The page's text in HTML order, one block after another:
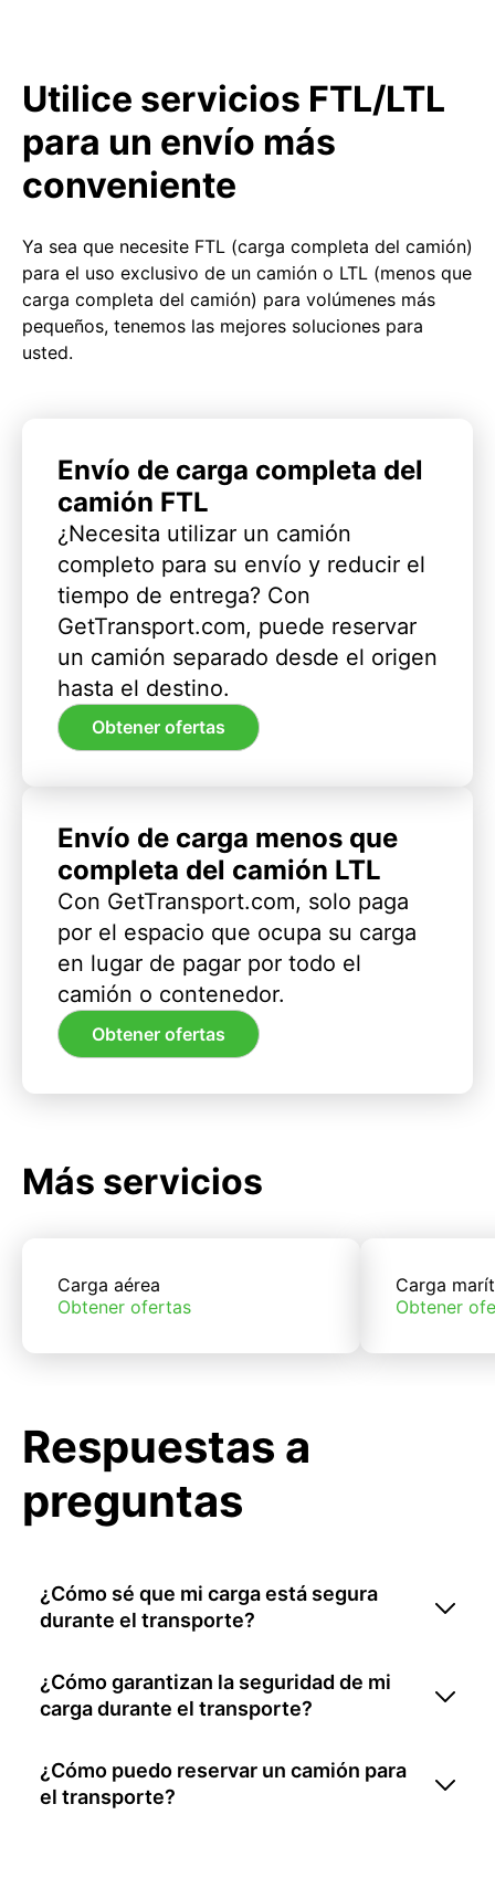
Utilice servicios FTL/LTL
para un envío más
conveniente
Ya sea que necesite FTL (carga completa del camión)
para el uso exclusivo de un camión o LTL (menos que
carga completa del camión) para volúmenes más
pequeños, tenemos las mejores soluciones para
usted.
Envío de carga completa del
camión FTL
¿Necesita utilizar un camión
completo para su envío y reducir el
tiempo de entrega? Con
GetTransport.com, puede reservar
un camión separado desde el origen
hasta el destino.
Obtener ofertas
Envío de carga menos que
completa del camión LTL
Con GetTransport.com, solo paga
por el espacio que ocupa su carga
en lugar de pagar por todo el
camión o contenedor.
Obtener ofertas
Más servicios
Carga aérea
Obtener ofertas
Carga
Obtener
Respuestas a
preguntas
¿Cómo sé que mi carga está segura
durante el transporte?
¿Cómo garantizan la seguridad de mi
carga durante el transporte?
¿Cómo puedo reservar un camión para
el transporte?